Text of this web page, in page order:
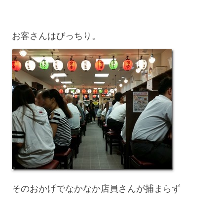
お客さんはびっちり。
そのおかげでなかなか店員さんが捕まらず